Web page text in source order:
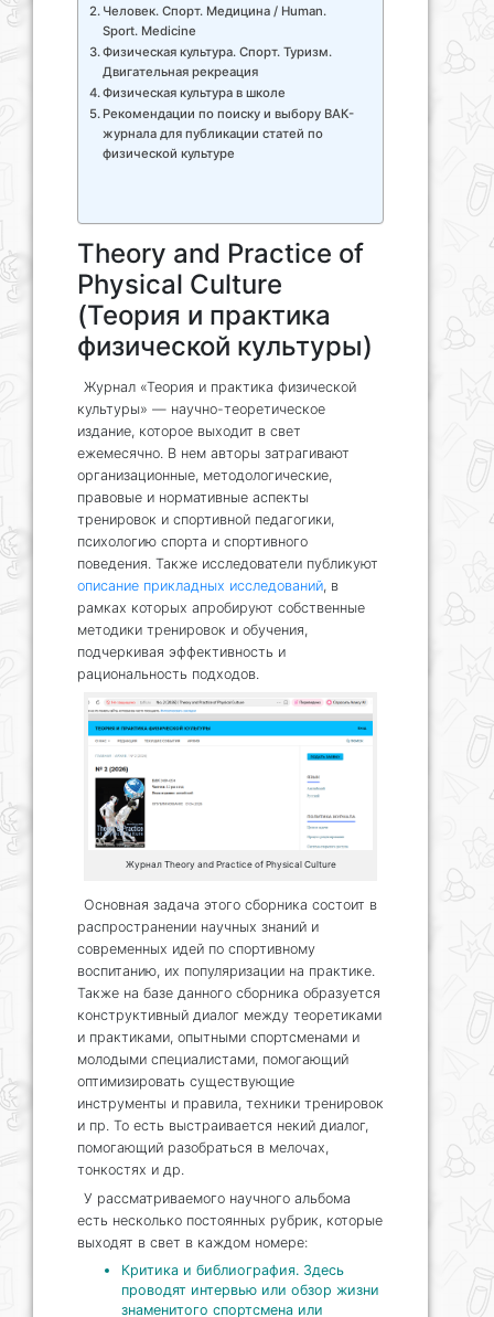
Человек. Спорт. Медицина / Human.
Sport. Medicine
Физическая культура. Спорт. Туризм.
Двигательная рекреация
Физическая культура в школе
Рекомендации по поиску и выбору ВАК-
журнала для публикации статей по
физической культуре
Theory and Practice of
Physical Culture
(Теория и практика
физической культуры)
Журнал «Теория и практика физической
культуры» — научно-теоретическое
издание, которое выходит в свет
ежемесячно. В нем авторы затрагивают
организационные, методологические,
правовые и нормативные аспекты
тренировок и спортивной педагогики,
психологию спорта и спортивного
поведения. Также исследователи публикуют
описание прикладных исследований, в
рамках которых апробируют собственные
методики тренировок и обучения,
подчеркивая эффективность и
рациональность подходов.
Журнал Theory and Practice of Physical Culture
Основная задача этого сборника состоит в
распространении научных знаний и
современных идей по спортивному
воспитанию, их популяризации на практике.
Также на базе данного сборника образуется
конструктивный диалог между теоретиками
и практиками, опытными спортсменами и
молодыми специалистами, помогающий
оптимизировать существующие
инструменты и правила, техники тренировок
и пр. То есть выстраивается некий диалог,
помогающий разобраться в мелочах,
тонкостях и др.
У рассматриваемого научного альбома
есть несколько постоянных рубрик, которые
выходят в свет в каждом номере:
Критика и библиография. Здесь
проводят интервью или обзор жизни
знаменитого спортсмена или